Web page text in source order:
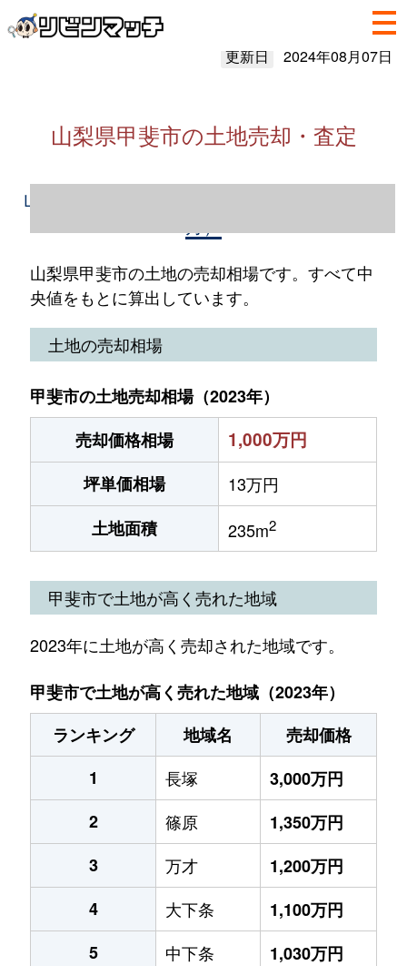
更新日 2024年08月07日
山梨県甲斐市の土地売却・査定
山梨県甲斐市の土地売却情報（2023年1～12
山梨県甲斐市の土地の売却相場です。すべて中
央値をもとに算出しています。
土地の売却相場
甲斐市の土地売却相場（2023年）
売却価格相場
1,000万円
坪単価相場
13万円
土地面積
235m2
甲斐市で土地が高く売れた地域
2023年に土地が高く売却された地域です。
甲斐市で土地が高く売れた地域（2023年）
ランキング
地域名
売却価格
1
長塚
3,000万円
2
篠原
1,350万円
3
万才
1,200万円
4
大下条
1,100万円
5
中下条
1,030万円